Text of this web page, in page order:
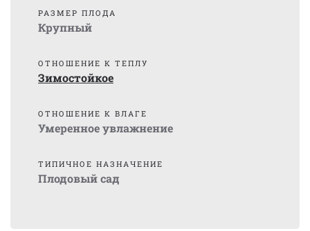
РАЗМЕР ПЛОДА
Крупный
ОТНОШЕНИЕ К ТЕПЛУ
Зимостойкое
ОТНОШЕНИЕ К ВЛАГЕ
Умеренное увлажнение
ТИПИЧНОЕ НАЗНАЧЕНИЕ
Плодовый сад